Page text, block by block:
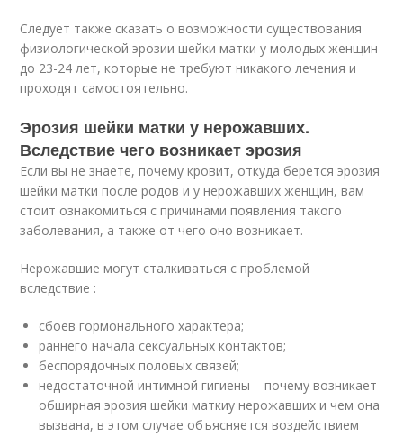
Следует также сказать о возможности существования
физиологической эрозии шейки матки у молодых женщин
до 23-24 лет, которые не требуют никакого лечения и
проходят самостоятельно.
Эрозия шейки матки у нерожавших.
Вследствие чего возникает эрозия
Если вы не знаете, почему кровит, откуда берется эрозия
шейки матки после родов и у нерожавших женщин, вам
стоит ознакомиться с причинами появления такого
заболевания, а также от чего оно возникает.
Нерожавшие могут сталкиваться с проблемой
вследствие :
сбоев гормонального характера;
раннего начала сексуальных контактов;
беспорядочных половых связей;
недостаточной интимной гигиены – почему возникает
обширная эрозия шейки маткиу нерожавших и чем она
вызвана, в этом случае объясняется воздействием